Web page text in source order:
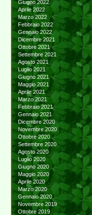
Giugno 2022
Aprile 2022
Marzo 2022
Febbraio 2022
Gennaio 2022
Dicembre 2021
Ottobre 2021
Settembre 2021
Agosto 2021
Luglio 2021
Giugno 2021
Maggio 2021
Aprile 2021
Marzo 2021
Febbraio 2021
Gennaio 2021
Dicembre 2020
Novembre 2020
Ottobre 2020
Settembre 2020
Agosto 2020
Luglio 2020
Giugno 2020
Maggio 2020
Aprile 2020
Marzo 2020
Gennaio 2020
Novembre 2019
Ottobre 2019